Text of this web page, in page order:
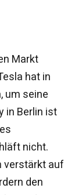
Markt
hat in
um seine
in Berlin ist
nicht.
verstärkt auf
den